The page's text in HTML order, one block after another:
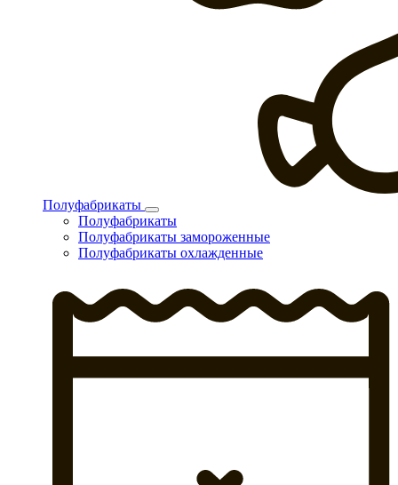
Полуфабрикаты
Полуфабрикаты
Полуфабрикаты замороженные
Полуфабрикаты охлажденные